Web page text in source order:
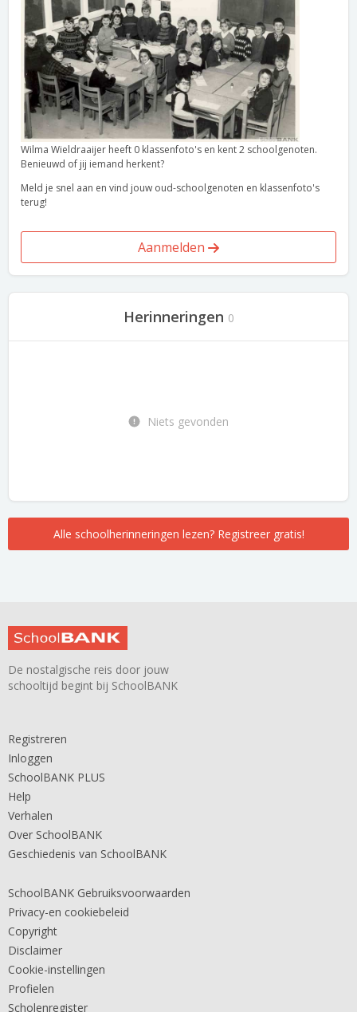
Wilma Wieldraaijer heeft 0 klassenfoto's en kent 2 schoolgenoten.
Benieuwd of jij iemand herkent?
Meld je snel aan en vind jouw oud-schoolgenoten en klassenfoto's
terug!
Aanmelden
Herinneringen 0
Niets gevonden
Alle schoolherinneringen lezen? Registreer gratis!
De nostalgische reis door jouw
schooltijd begint bij SchoolBANK
Registreren
Inloggen
SchoolBANK PLUS
Help
Verhalen
Over SchoolBANK
Geschiedenis van SchoolBANK
SchoolBANK Gebruiksvoorwaarden
Privacy-en cookiebeleid
Copyright
Disclaimer
Cookie-instellingen
Profielen
Scholenregister